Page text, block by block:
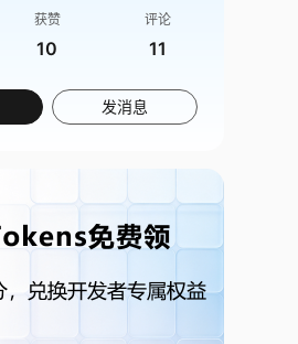
获赞
10
评论
11
发消息